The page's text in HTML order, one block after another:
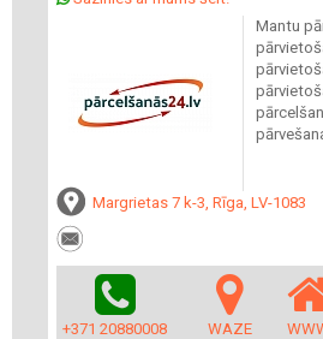
Mantu
Margrietas 7 k-3, Rīga, LV-1083
+371 20880008
WAZE